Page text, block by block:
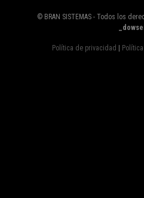
© BRAN SISTEMAS - Todos los
Política de privacidad